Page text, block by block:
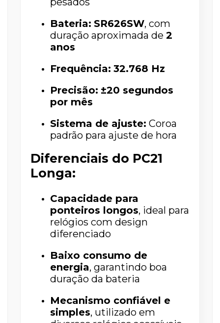
Bateria: SR626SW, com
duração aproximada de 2
anos
Frequência: 32.768 Hz
Precisão: ±20 segundos
por mês
Sistema de ajuste: Coroa
padrão para ajuste de hora
Diferenciais do PC21
Longa:
Capacidade para
ponteiros longos, ideal para
relógios com design
diferenciado
Baixo consumo de
energia, garantindo boa
duração da bateria
Mecanismo confiável e
simples, utilizado em